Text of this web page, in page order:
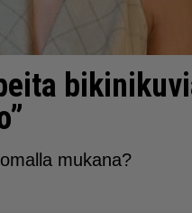
mukana?